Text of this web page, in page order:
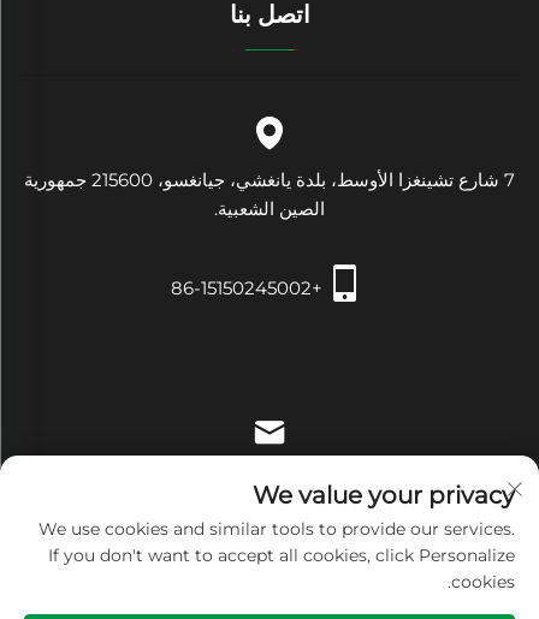
اتصل بنا
7 شارع تشينغزا الأوسط، بلدة يانغشي، جيانغسو، 215600 جمهورية
الصين الشعبية.
+86-15150245002
We value your privacy
We use cookies and similar tools to provide our services.
If you don't want to accept all cookies, click Personalize
cookies.